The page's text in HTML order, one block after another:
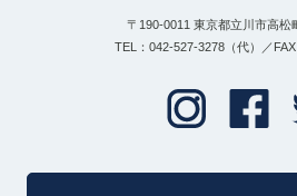
〒190-0011 東京都立川市高松
TEL：042-527-3278（代）／